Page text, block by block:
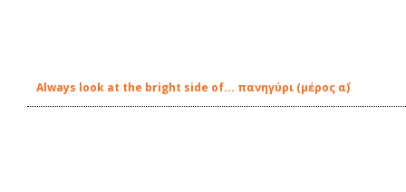
Always look at the bright side of... πανηγύρι (μέρος α΄)